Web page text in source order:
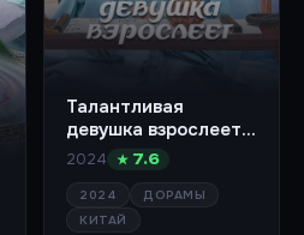
Талантливая
девушка взрослеет
(сериал 2024)
2024 ★ 7.6
2024
ДОРАМЫ
КИТАЙ